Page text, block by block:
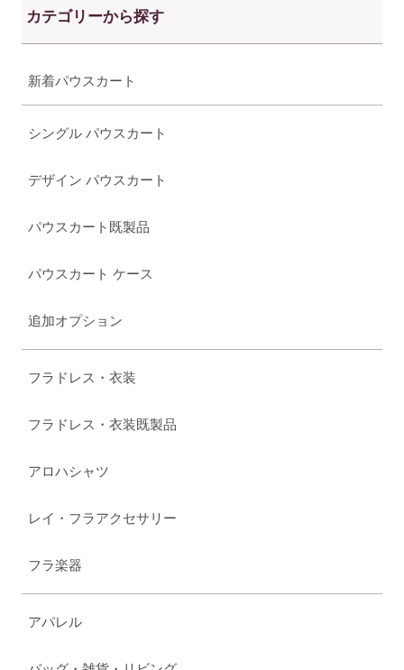
カテゴリーから探す
新着パウスカート
シングル パウスカート
デザイン パウスカート
パウスカート既製品
パウスカート ケース
追加オプション
フラドレス・衣装
フラドレス・衣装既製品
アロハシャツ
レイ・フラアクセサリー
フラ楽器
アパレル